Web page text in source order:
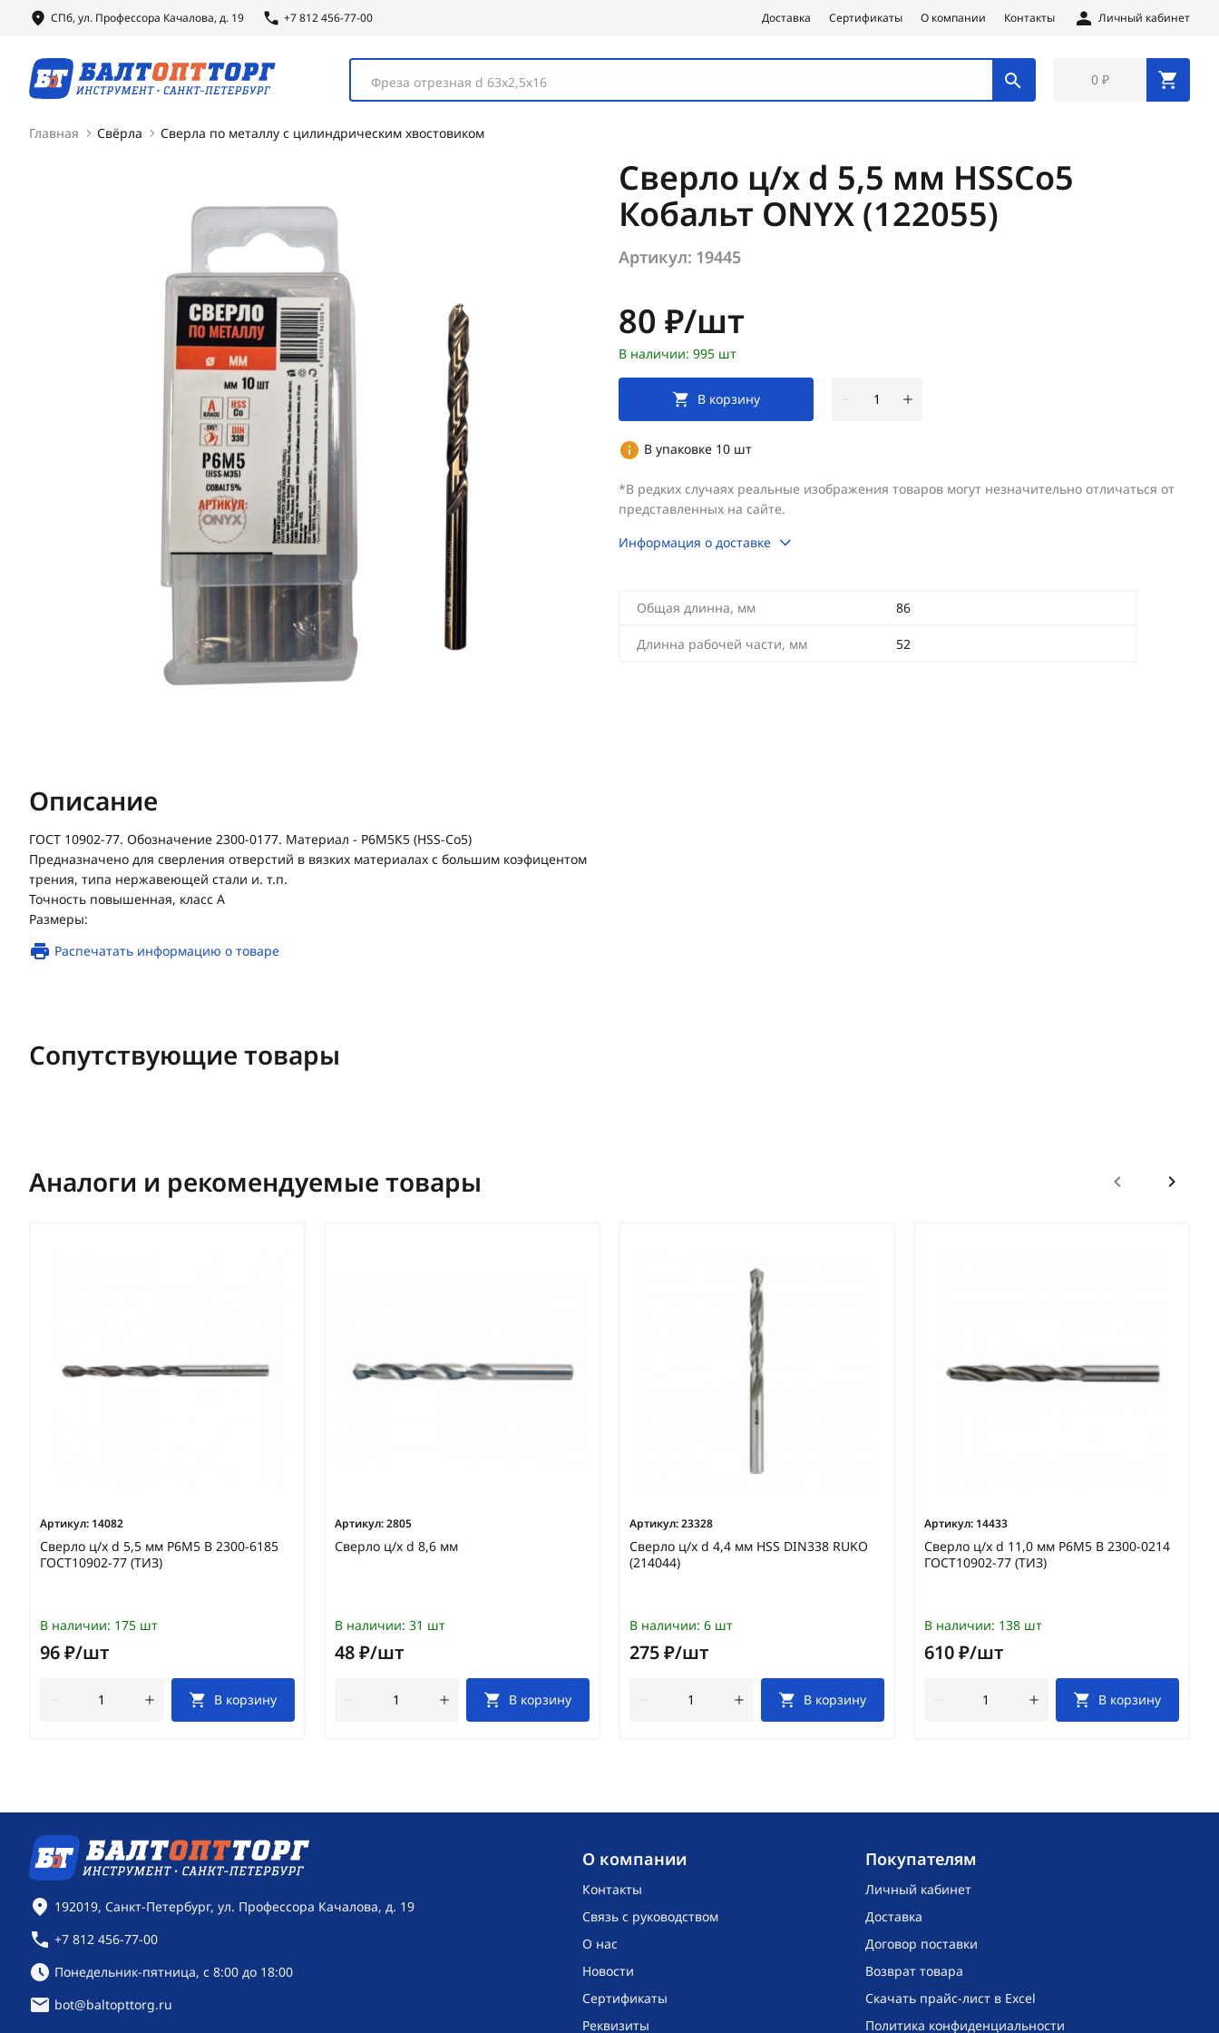
СПб, ул. Профессора Качалова, д. 19 +7 812 456-77-00 Доставка Сертификаты О компании Контакты Личный кабинет
Фреза отрезная d 63х2,5х16 0 ₽
Главная Свёрла Сверла по металлу с цилиндрическим хвостовиком
Сверло ц/х d 5,5 мм HSSCo5
Кобальт ONYX (122055)
Артикул: 19445
Цена:
80 ₽/шт
В наличии: 995 шт
В корзину
В упаковке 10 шт
*В редких случаях реальные изображения товаров могут незначительно отличаться от
представленных на сайте.
Информация о доставке
Общая длинна, мм 86
Длинна рабочей части, мм 52
Описание
ГОСТ 10902-77. Обозначение 2300-0177. Материал - Р6М5К5 (HSS-Co5)
Предназначено для сверления отверстий в вязких материалах с большим коэфицентом
трения, типа нержавеющей стали и. т.п.
Точность повышенная, класс А
Размеры:
Распечатать информацию о товаре
Сопутствующие товары
Аналоги и рекомендуемые товары
Артикул: 14082
Сверло ц/х d 5,5 мм Р6М5 В 2300-6185
ГОСТ10902-77 (ТИЗ)
В наличии: 175 шт
96 ₽/шт
В корзину
Артикул:2805
Сверло ц/х d 8,6 мм
В наличии: 31 шт
48 ₽/шт
В корзину
Артикул:23328
Сверло ц/х d 4,4 мм HSS DIN338 RUKO
(214044)
В наличии: 6 шт
275 ₽/шт
В корзину
Артикул: 14433
Сверло ц/х d 11,0 мм Р6М5 В 2300-0214
ГОСТ10902-77 (ТИЗ)
В наличии: 138 шт
610 ₽/шт
В корзину
O компании
Контакты
Связь с руководством
О нас
Новости
Сертификаты
Реквизиты
Покупателям
Личный кабинет
Доставка
Договор поставки
Возврат товара
Скачать прайс-лист в Excel
Политика конфиденциальности
Контактная информация
192019, Санкт-Петербург, ул. Профессора Качалова, д. 19
+7 812 456-77-00
Режим работы:
Понедельник-пятница, с 8:00 до 18:00
bot@baltopttorg.ru